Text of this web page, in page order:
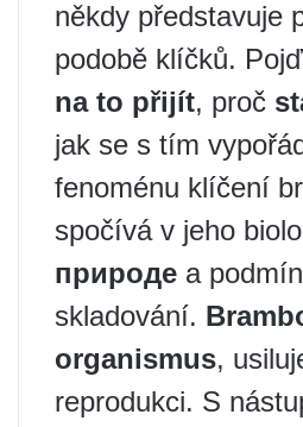
někdy představuje
podobě klíčků.
na to přijít, proč
jak se s tím
fenoménu klíčení
spočívá v jeho
природе a
skladování.
organismus,
reprodukci. S